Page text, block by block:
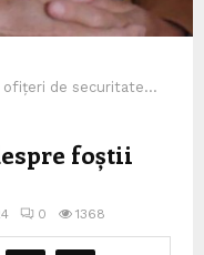
ofițeri de securitate…
foștii
0 1368